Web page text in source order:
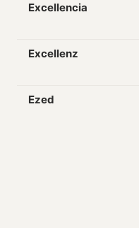
Excellencia
Excellenz
Ezed